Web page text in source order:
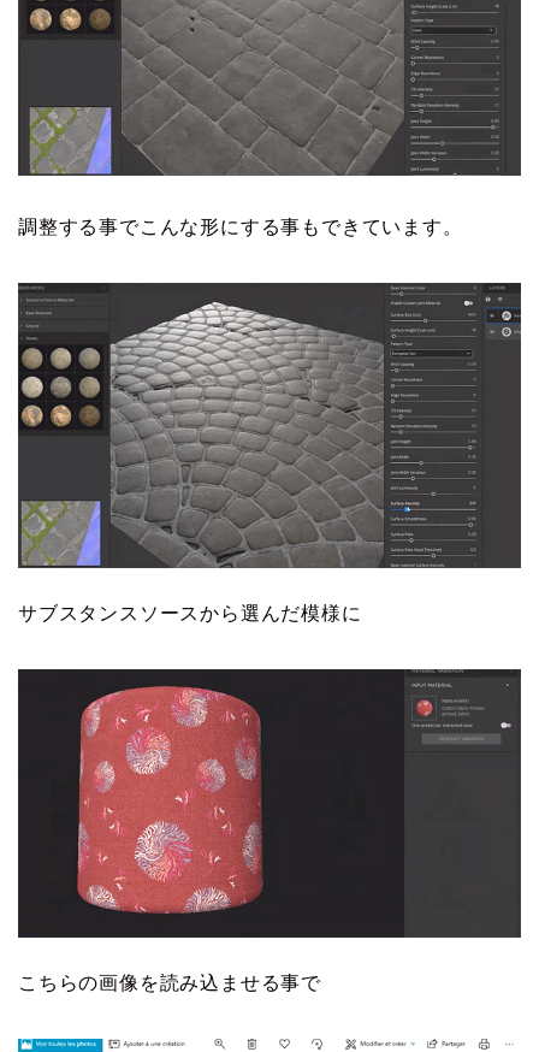
調整する事でこんな形にする事もできています。
サブスタンスソースから選んだ模様に
こちらの画像を読み込ませる事で